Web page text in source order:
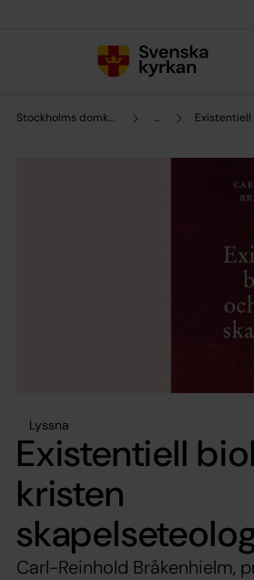
Stockholms domkyrkoförsamling ...
Lyssna
Existentiell
kristen
Carl-Reinhold Bråkenhielm,